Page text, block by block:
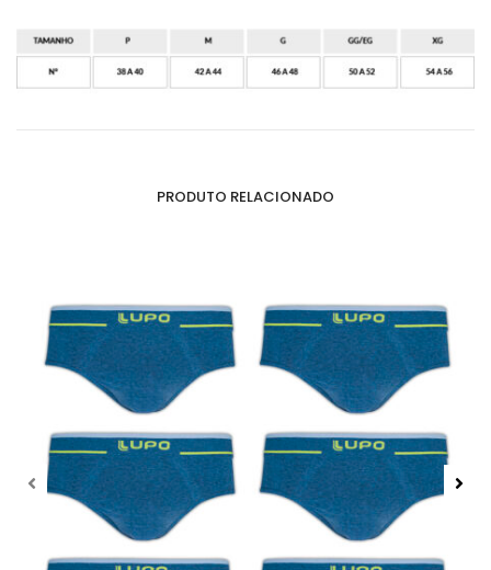
PRODUTO RELACIONADO